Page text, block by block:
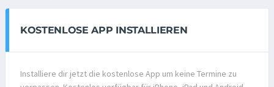
KOSTENLOSE APP INSTALLIEREN
Installiere dir jetzt die kostenlose App um keine Termine zu